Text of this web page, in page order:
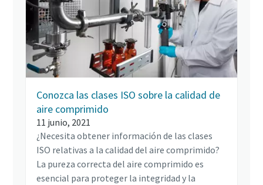
Conozca las clases ISO sobre la calidad de
aire comprimido
11 junio, 2021
¿Necesita obtener información de las clases
ISO relativas a la calidad del aire comprimido?
La pureza correcta del aire comprimido es
esencial para proteger la integridad y la